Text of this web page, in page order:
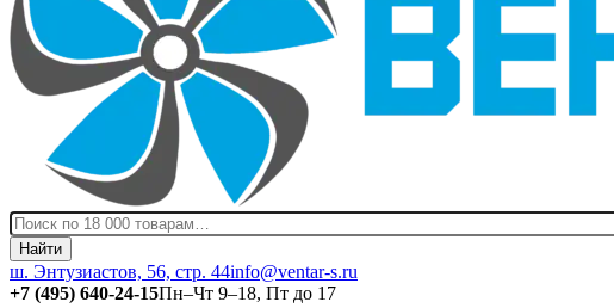
Найти
ш. Энтузиастов, 56, стр. 44info@ventar-s.ru
+7 (495) 640-24-15Пн–Чт 9–18, Пт до 17